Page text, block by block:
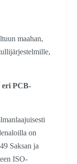
maahan,
eri PCB-
on
Saksan ja
ISO-